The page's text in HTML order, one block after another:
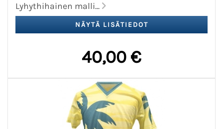
Lyhythihainen malli...
40,00 €